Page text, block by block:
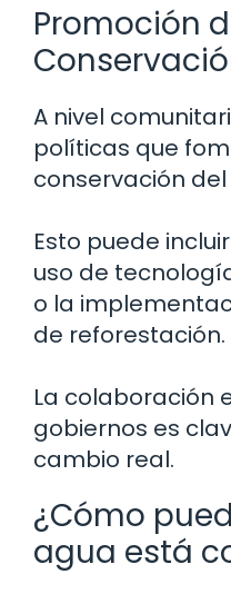
Promoción
A nivel
políticas que
conservación
Esto puede
uso de
o la
de reforestación.
La colaboración
gobiernos es
cambio real.
¿Cómo
agua está